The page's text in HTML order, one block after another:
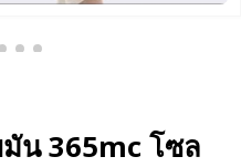
น 365mc โซล